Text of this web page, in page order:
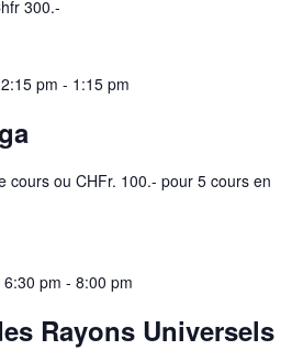
300.-
pm - 1:15 pm
cours ou CHFr. 100.- pour 5 cours en
pm -8:00 pm
Rayons Universels